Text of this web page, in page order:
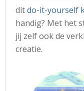
ditdo-it-yourself
handig? Met het
jij zelf ook de
creatie.